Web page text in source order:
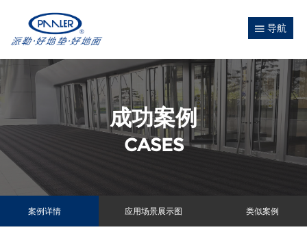
导航
成功案例
CASES
案例详情 应用场景展示图 类似案例